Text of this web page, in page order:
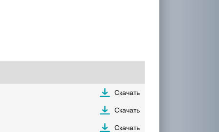
Скачать
Скачать
Скачать